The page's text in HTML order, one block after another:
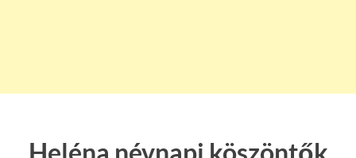
Heléna névnapi köszöntők